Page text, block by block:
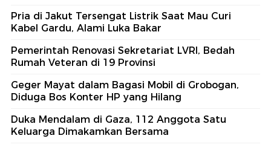
Pria di Jakut Tersengat Listrik Saat Mau Curi
Kabel Gardu, Alami Luka Bakar
Pemerintah Renovasi Sekretariat LVRI, Bedah
Rumah Veteran di 19 Provinsi
Geger Mayat dalam Bagasi Mobil di Grobogan,
Diduga Bos Konter HP yang Hilang
Duka Mendalam di Gaza, 112 Anggota Satu
Keluarga Dimakamkan Bersama